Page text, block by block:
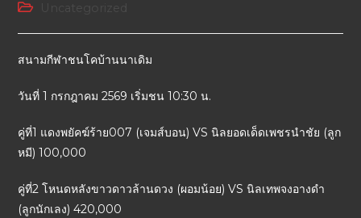
Uncategorized
สนามกีฬาชนโคบ้านนาเดิม
วันที่ 1 กรกฎาคม 2569 เริ่มชน 10:30 น.
คู่ที่1 แดงพยัคฆ์ร้าย007 (เจมส์บอน) VS นิลยอดเด็ดเพชรนำชัย (ลูก
หมี) 100,000
คู่ที่2 โหนดหลังขาวดาวล้านดวง (ผอมน้อย) VS นิลเทพจงอางดำ
(ลูกนักเลง) 420,000